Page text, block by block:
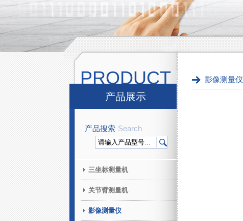
PRODUCT
产品展示
产品搜索 Search
三坐标测量机
关节臂测量机
影像测量仪
影像测量仪